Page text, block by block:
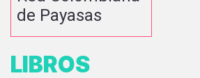
de Payasas
LIBROS